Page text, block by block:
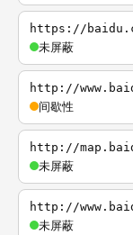
https://
未屏蔽
http://
间歇性
http://
未屏蔽
http://
未屏蔽